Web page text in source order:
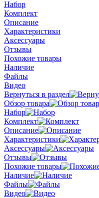
Набор
Комплект
Описание
Характеристики
Аксессуары
Отзывы
Похожие товары
Наличие
Файлы
Видео
Вернуться в раздел
Обзор товара
Набор
Комплект
Описание
Характеристики
Аксессуары
Отзывы
Похожие товары
Наличие
Файлы
Видео